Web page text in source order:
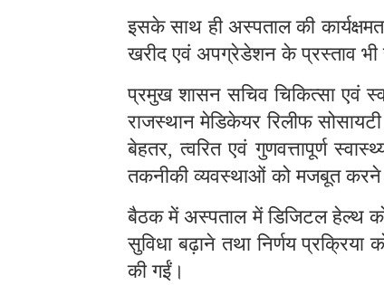
इसके साथ ही अस्पताल की
खरीद एवं अपग्रेडेशन के प्रस्ताव भी
प्रमुख शासन सचिव चिकित्सा एवं
राजस्थान मेडिकेयर रिलीफ
बेहतर,त्वरित एवं गुणवत्तापूर्ण
तकनीकी व्यवस्थाओं को मजबूत करने से
बैठक में अस्पताल में डिजिटल हेल्थ
सुविधा बढ़ाने तथा निर्णय प्रक्रिया
की गईं।